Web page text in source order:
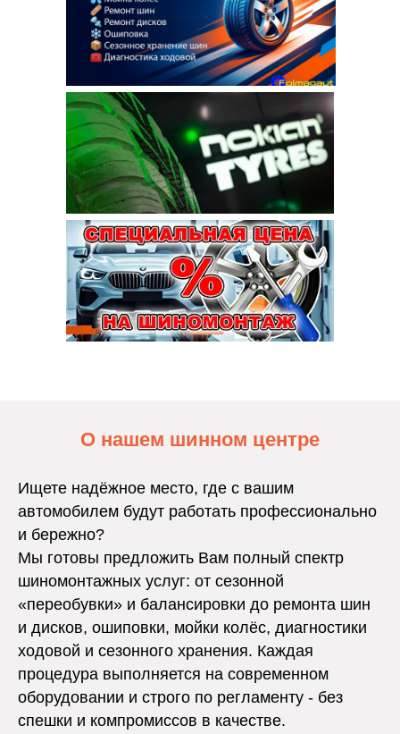
О нашем шинном центре
Ищете надёжное место, где с вашим
автомобилем будут работать профессионально
и бережно?
Мы готовы предложить Вам полный спектр
шиномонтажных услуг: от сезонной
«переобувки» и балансировки до ремонта шин
и дисков, ошиповки, мойки колёс, диагностики
ходовой и сезонного хранения. Каждая
процедура выполняется на современном
оборудовании и строго по регламенту - без
спешки и компромиссов в качестве.